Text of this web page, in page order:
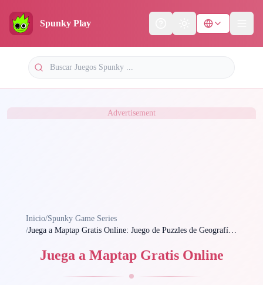
Spunky Play Theme
Advertisement
Inicio/Spunky Game Series
/Juega a Maptap Gratis Online: Juego de Puzzles de Geografía |
Juega a Maptap Gratis Online